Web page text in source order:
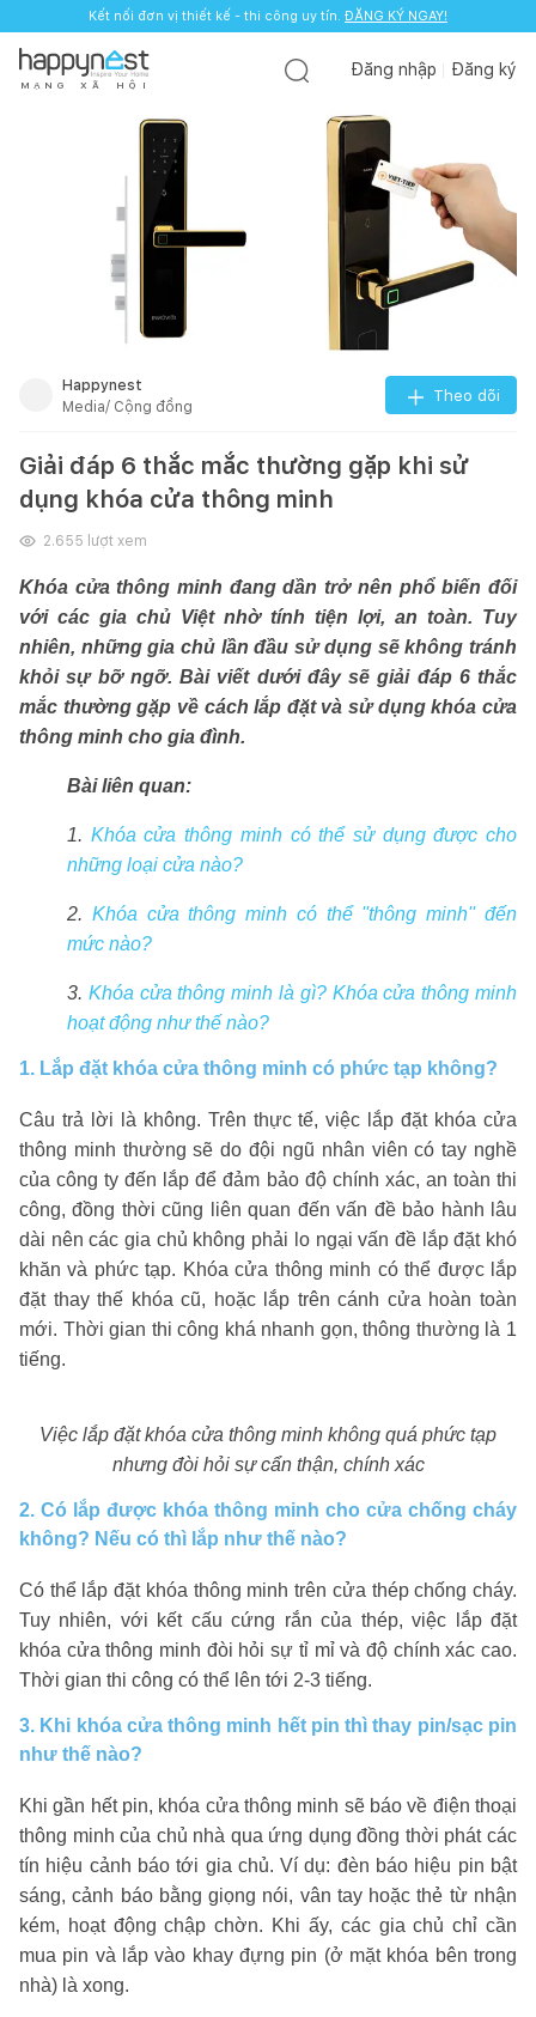
Kết nối đơn vị thiết kế - thi công uy tín. ĐĂNG KÝ NGAY!
M Ạ N G X Ã H Ộ I
Đăng nhập Đăng ký
Happynest
Media/ Cộng đồng
Theo dõi
Giải đáp 6 thắc mắc thường gặp khi sử
dụng khóa cửa thông minh
2.655 lượt xem
Khóa cửa thông minh đang dần trở nên phổ biến đối
với các gia chủ Việt nhờ tính tiện lợi, an toàn. Tuy
nhiên, những gia chủ lần đầu sử dụng sẽ không tránh
khỏi sự bỡ ngỡ. Bài viết dưới đây sẽ giải đáp 6 thắc
mắc thường gặp về cách lắp đặt và sử dụng khóa cửa
thông minh cho gia đình.
Bài liên quan:
1. Khóa cửa thông minh có thể sử dụng được cho
những loại cửa nào?
2. Khóa cửa thông minh có thể ''thông minh'' đến
mức nào?
3. Khóa cửa thông minh là gì? Khóa cửa thông minh
hoạt động như thế nào?
1. Lắp đặt khóa cửa thông minh có phức tạp không?
Câu trả lời là không. Trên thực tế, việc lắp đặt khóa cửa
thông minh thường sẽ do đội ngũ nhân viên có tay nghề
của công ty đến lắp để đảm bảo độ chính xác, an toàn thi
công, đồng thời cũng liên quan đến vấn đề bảo hành lâu
dài nên các gia chủ không phải lo ngại vấn đề lắp đặt khó
khăn và phức tạp. Khóa cửa thông minh có thể được lắp
đặt thay thế khóa cũ, hoặc lắp trên cánh cửa hoàn toàn
mới. Thời gian thi công khá nhanh gọn, thông thường là 1
tiếng.
Việc lắp đặt khóa cửa thông minh không quá phức tạp
nhưng đòi hỏi sự cẩn thận, chính xác
2. Có lắp được khóa thông minh cho cửa chống cháy
không? Nếu có thì lắp như thế nào?
Có thể lắp đặt khóa thông minh trên cửa thép chống cháy.
Tuy nhiên, với kết cấu cứng rắn của thép, việc lắp đặt
khóa cửa thông minh đòi hỏi sự tỉ mỉ và độ chính xác cao.
Thời gian thi công có thể lên tới 2-3 tiếng.
3. Khi khóa cửa thông minh hết pin thì thay pin/sạc pin
như thế nào?
Khi gần hết pin, khóa cửa thông minh sẽ báo về điện thoại
thông minh của chủ nhà qua ứng dụng đồng thời phát các
tín hiệu cảnh báo tới gia chủ. Ví dụ: đèn báo hiệu pin bật
sáng, cảnh báo bằng giọng nói, vân tay hoặc thẻ từ nhận
kém, hoạt động chập chờn. Khi ấy, các gia chủ chỉ cần
mua pin và lắp vào khay đựng pin (ở mặt khóa bên trong
nhà) là xong.